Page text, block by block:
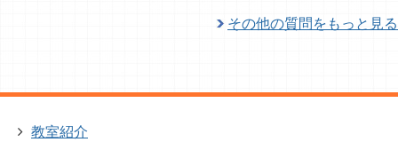
その他の質問をもっと見る
教室紹介